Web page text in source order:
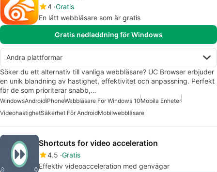
4 Gratis
En lätt webbläsare som är gratis
Gratis nedladdning för Windows
Andra plattformar
Söker du ett alternativ till vanliga webbläsare? UC Browser erbjuder
en unik blandning av hastighet, effektivitet och anpassning. Perfekt
för de som prioriterar snabb,…
WindowsAndroidiPhoneWebbläsare För Windows 10Mobila Enheter
VideohastighetSäkerhet För AndroidMobilwebbläsare
Shortcuts for video acceleration
4.5 Gratis
Effektiv videoacceleration med genvägar